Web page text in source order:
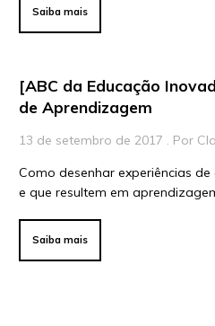
Saiba mais
[ABC da Educação
de Aprendizagem
13 de setembro de 2017 . Por
Como desenhar experiências
e que resultem em
Saiba mais